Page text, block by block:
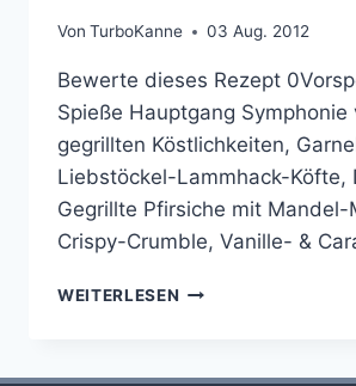
Von TurboKanne 03 Aug. 2012
Bewerte dieses Rezept
Spieße Hauptgang Symphonie
gegrillten Köstlichkeiten,
Liebstöckel-Lammhack-Köfte,
Gegrillte Pfirsiche mit Mandel-
Crispy-Crumble, Vanille- &
WEITERLESEN BBQ